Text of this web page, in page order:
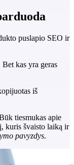
puslapio SEO ir
kas yra geras
iš
tiesmukas apie
kuris švaisto laiką ir
pavyzdys.